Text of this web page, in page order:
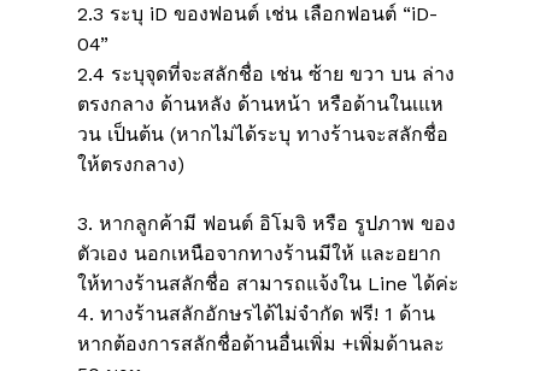
ไม่มีสินค้าในตะกร้า
2.3 ระบุ iD ของฟอนต์ เช่น เลือกฟอนต์ “iD-
04”
2.4 ระบุจุดที่จะสลักชื่อ เช่น ซ้าย ขวา บน ล่าง
ตรงกลาง ด้านหลัง ด้านหน้า หรือด้านในเแห
วน เป็นต้น (หากไม่ได้ระบุ ทางร้านจะสลักชื่อ
ให้ตรงกลาง)
3. หากลูกค้ามี ฟอนต์ อิโมจิ หรือ รูปภาพ ของ
ตัวเอง นอกเหนือจากทางร้านมีให้ และอยาก
ให้ทางร้านสลักชื่อ สามารถแจ้งใน Line ได้ค่ะ
4. ทางร้านสลักอักษรได้ไม่จำกัด ฟรี! 1 ด้าน
หากต้องการสลักชื่อด้านอื่นเพิ่ม +เพิ่มด้านละ